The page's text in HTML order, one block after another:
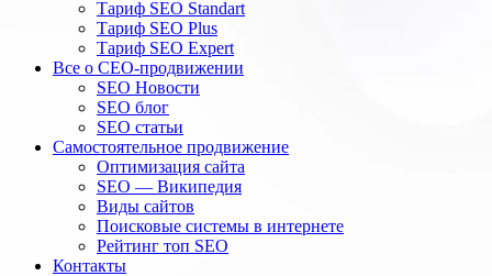
Тариф SEO Standart
Тариф SEO Plus
Тариф SEO Expert
Все о СЕО-продвижении
SEO Новости
SEO блог
SEO статьи
Самостоятельное продвижение
Оптимизация сайта
SEO — Википедия
Виды сайтов
Поисковые системы в интернете
Рейтинг топ SEO
Контакты